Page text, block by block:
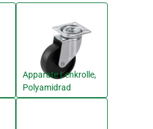
Apparate Lenkrolle,
Polyamidrad